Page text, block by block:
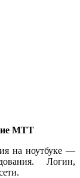
МТТ
на ноутбуке —
Логин,